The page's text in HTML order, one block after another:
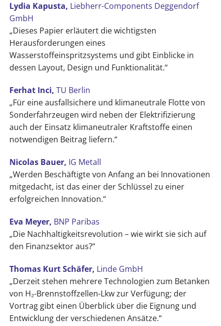
Lydia Kapusta, Liebherr-Components Deggendorf
GmbH
„Dieses Papier erläutert die wichtigsten
Herausforderungen eines
Wasserstoffeinspritzsystems und gibt Einblicke in
dessen Layout, Design und Funktionalität.“
Ferhat Inci, TU Berlin
„Für eine ausfallsichere und klimaneutrale Flotte von
Sonderfahrzeugen wird neben der Elektrifizierung
auch der Einsatz klimaneutraler Kraftstoffe einen
notwendigen Beitrag liefern.“
Nicolas Bauer, IG Metall
„Werden Beschäftigte von Anfang an bei Innovationen
mitgedacht, ist das einer der Schlüssel zu einer
erfolgreichen Innovation.“
Eva Meyer, BNP Paribas
„Die Nachhaltigkeitsrevolution – wie wirkt sie sich auf
den Finanzsektor aus?“
Thomas Kurt Schäfer, Linde GmbH
„Derzeit stehen mehrere Technologien zum Betanken
von H₂-Brennstoffzellen-Lkw zur Verfügung; der
Vortrag gibt einen Überblick über die Eignung und
Entwicklung der verschiedenen Ansätze.“